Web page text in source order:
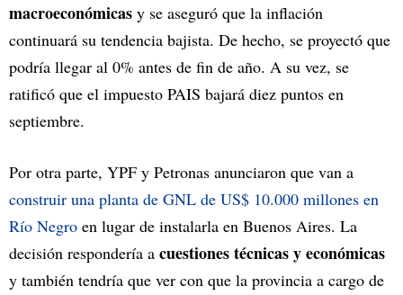
macroeconómicas y se aseguró que la inflación
continuará su tendencia bajista. De hecho, se proyectó que
podría llegar al 0% antes de fin de año. A su vez, se
ratificó que el impuesto PAIS bajará diez puntos en
septiembre.
Por otra parte, YPF y Petronas anunciaron que van a
construir una planta de GNL de US$ 10.000 millones en
Río Negro en lugar de instalarla en Buenos Aires. La
decisión respondería a cuestiones técnicas y económicas
y también tendría que ver con que la provincia a cargo de